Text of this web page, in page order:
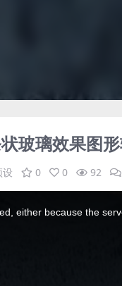
玻璃效果图
设 0 0 92
either because the